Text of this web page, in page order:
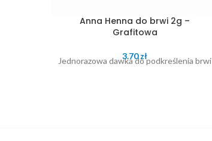
Anna Henna do brwi 2g –
Grafitowa
3.70zł
Jednorazowa dawka do podkreślenia brwi